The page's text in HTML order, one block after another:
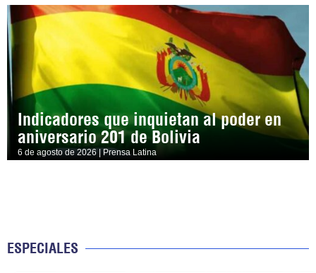
Indicadores que inquietan al poder en
aniversario 201 de Bolivia
6 de agosto de 2026 | Prensa Latina
ESPECIALES